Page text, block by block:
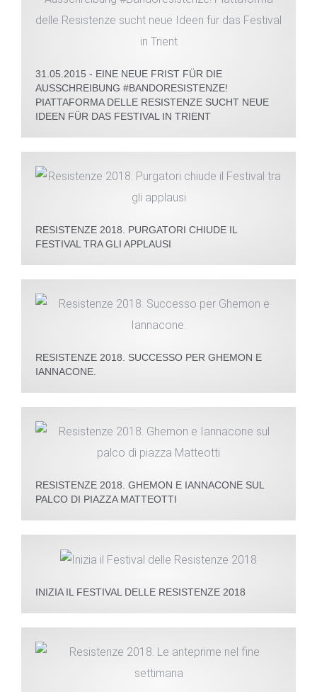
31.05.2015 - EINE NEUE FRIST FÜR DIE
AUSSCHREIBUNG #BANDORESISTENZE!
PIATTAFORMA DELLE RESISTENZE SUCHT NEUE
IDEEN FÜR DAS FESTIVAL IN TRIENT
RESISTENZE 2018. PURGATORI CHIUDE IL
FESTIVAL TRA GLI APPLAUSI
RESISTENZE 2018. SUCCESSO PER GHEMON E
IANNACONE.
RESISTENZE 2018. GHEMON E IANNACONE SUL
PALCO DI PIAZZA MATTEOTTI
INIZIA IL FESTIVAL DELLE RESISTENZE 2018